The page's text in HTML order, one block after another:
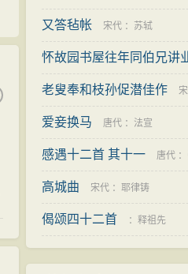
观西海群峰有感赋此
又答毡帐 宋代 ： 苏轼
怀故园书屋往年同伯兄讲
廷陈
老叟奉和枝孙促潜佳作
爱妾换马 唐代 ： 法宣
感遇十二首 其十一 唐代 ：
高城曲 宋代 ： 耶律铸
偈颂四十二首 ： 释祖先